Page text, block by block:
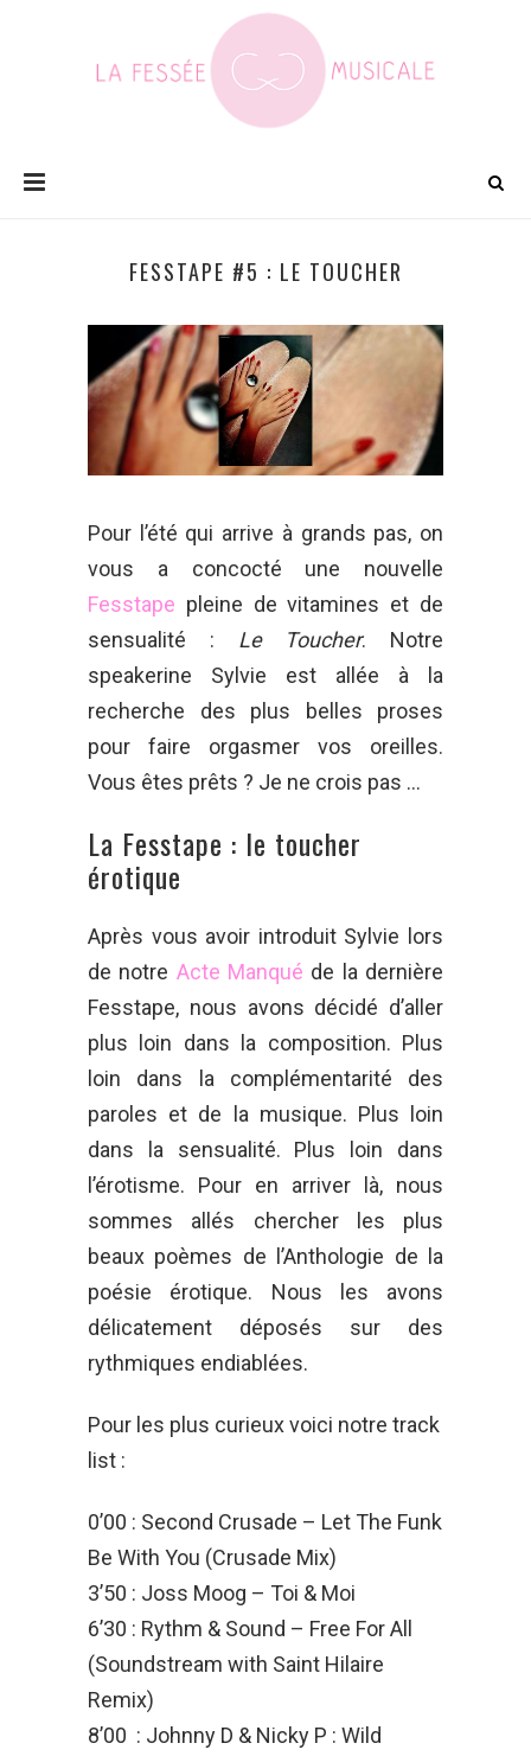
FESSTAPE #5 : LE TOUCHER
Pour l’été qui arrive à grands pas, on
vous a concocté une nouvelle
Fesstape pleine de vitamines et de
sensualité : Le Toucher. Notre
speakerine Sylvie est allée à la
recherche des plus belles proses
pour faire orgasmer vos oreilles.
Vous êtes prêts ? Je ne crois pas …
La Fesstape : le toucher
érotique
Après vous avoir introduit Sylvie lors
de notre Acte Manqué de la dernière
Fesstape, nous avons décidé d’aller
plus loin dans la composition. Plus
loin dans la complémentarité des
paroles et de la musique. Plus loin
dans la sensualité. Plus loin dans
l’érotisme. Pour en arriver là, nous
sommes allés chercher les plus
beaux poèmes de l’Anthologie de la
poésie érotique. Nous les avons
délicatement déposés sur des
rythmiques endiablées.
Pour les plus curieux voici notre track
list :
0’00 : Second Crusade – Let The Funk
Be With You (Crusade Mix)
3’50 : Joss Moog – Toi & Moi
6’30 : Rythm & Sound – Free For All
(Soundstream with Saint Hilaire
Remix)
8’00 : Johnny D & Nicky P : Wild